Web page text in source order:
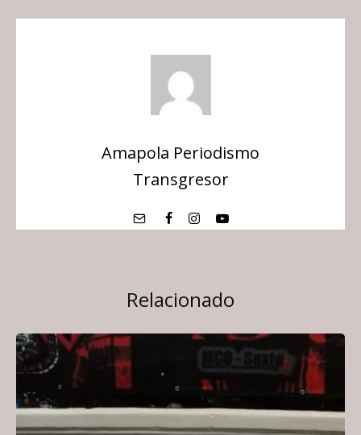
Amapola Periodismo
Transgresor
Relacionado